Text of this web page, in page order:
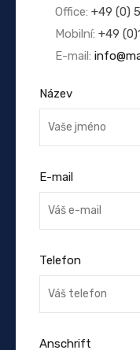
Office: +49 (0)
Mobilní: +49
E-mail:
Název
E-mail
Telefon
Anschrift